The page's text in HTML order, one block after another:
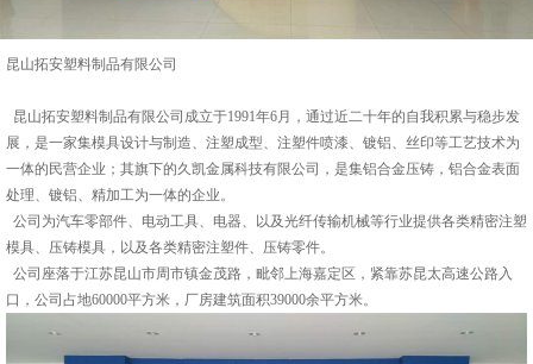
昆山拓安塑料制品有限公司
昆山拓安塑料制品有限公司成立于1991年6月，通过近二十年的自我积累与稳步发
展，是一家集模具设计与制造、注塑成型、注塑件喷漆、镀铝、丝印等工艺技术为
一体的民营企业；其旗下的久凯金属科技有限公司，是集铝合金压铸，铝合金表面
处理、镀铝、精加工为一体的企业。
公司为汽车零部件、电动工具、电器、以及光纤传输机械等行业提供各类精密注塑
模具、压铸模具，以及各类精密注塑件、压铸零件。
公司座落于江苏昆山市周市镇金茂路，毗邻上海嘉定区，紧靠苏昆太高速公路入
口，公司占地60000平方米，厂房建筑面积39000余平方米。